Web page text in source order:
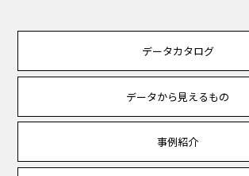
データカタログ
データから見えるもの
事例紹介